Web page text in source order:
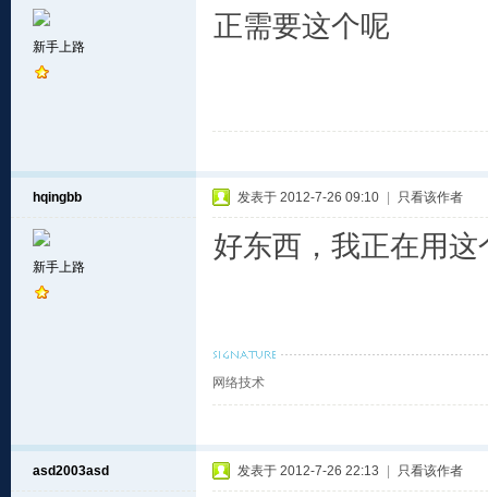
新手上路
正需要这个呢
hqingbb
新手上路
发表于 2012-7-26 09:10 只看该作者
好东西，我正在用这
网络技术
asd2003asd 发表于 2012-7-26 22:13 只看该作者